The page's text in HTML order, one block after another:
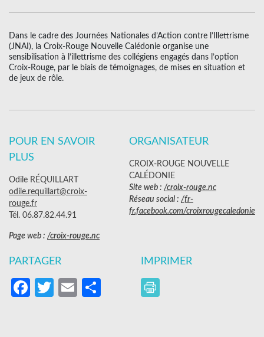
Dans le cadre des Journées Nationales d’Action contre l’Illettrisme
(JNAI), la Croix-Rouge Nouvelle Calédonie organise une
sensibilisation à l’illettrisme des collégiens engagés dans l’option
Croix-Rouge, par le biais de témoignages, de mises en situation et
de jeux de rôle.
POUR EN SAVOIR
PLUS
Odile RÉQUILLART
odile.requillart@croix-
rouge.fr
Tél. 06.87.82.44.91
Page web : /croix-rouge.nc
ORGANISATEUR
CROIX-ROUGE NOUVELLE
CALÉDONIE
Site web : /croix-rouge.nc
Réseau social : /fr-
fr.facebook.com/croixrougecaledonie
PARTAGER
Facebook
Twitter
EmailPartager
IMPRIMER